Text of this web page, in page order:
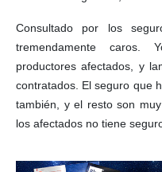
Consultado por los
tremendamente caros.
productores afectados, y
contratados. El seguro que
también, y el resto son
los afectados no tiene